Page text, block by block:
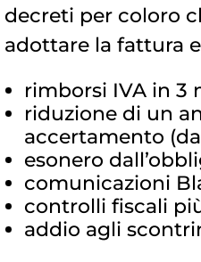
decreti per coloro
adottare la fattura
rimborsi IVA in 3
riduzione di un
accertamento
esonero
comunicazioni
controlli fiscali
addio agli